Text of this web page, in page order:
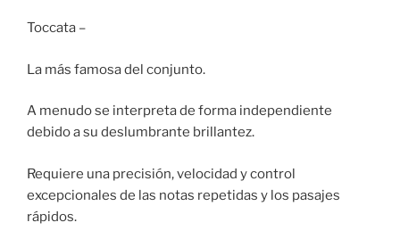
Toccata –
La más famosa del conjunto.
A menudo se interpreta de forma independiente
debido a su deslumbrante brillantez.
Requiere una precisión, velocidad y control
excepcionales de las notas repetidas y los pasajes
rápidos.